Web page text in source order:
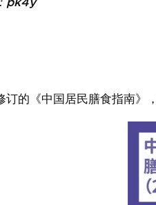
订的《中国居民膳食指南》